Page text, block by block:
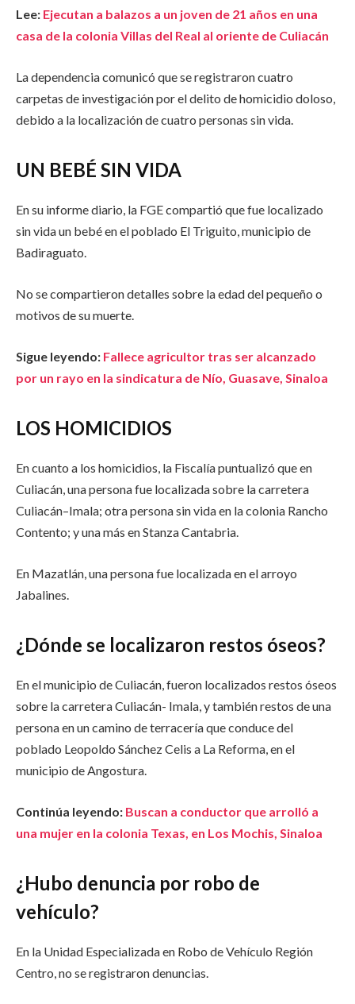
Lee: Ejecutan a balazos a un joven de 21 años en una
casa de la colonia Villas del Real al oriente de Culiacán
La dependencia comunicó que se registraron cuatro
carpetas de investigación por el delito de homicidio doloso,
debido a la localización de cuatro personas sin vida.
UN BEBÉ SIN VIDA
En su informe diario, la FGE compartió que fue localizado
sin vida un bebé en el poblado El Triguito, municipio de
Badiraguato.
No se compartieron detalles sobre la edad del pequeño o
motivos de su muerte.
Sigue leyendo: Fallece agricultor tras ser alcanzado
por un rayo en la sindicatura de Nío, Guasave, Sinaloa
LOS HOMICIDIOS
En cuanto a los homicidios, la Fiscalía puntualizó que en
Culiacán, una persona fue localizada sobre la carretera
Culiacán–Imala; otra persona sin vida en la colonia Rancho
Contento; y una más en Stanza Cantabria.
En Mazatlán, una persona fue localizada en el arroyo
Jabalines.
¿Dónde se localizaron restos óseos?
En el municipio de Culiacán, fueron localizados restos óseos
sobre la carretera Culiacán- Imala, y también restos de una
persona en un camino de terracería que conduce del
poblado Leopoldo Sánchez Celis a La Reforma, en el
municipio de Angostura.
Continúa leyendo: Buscan a conductor que arrolló a
una mujer en la colonia Texas, en Los Mochis, Sinaloa
¿Hubo denuncia por robo de
vehículo?
En la Unidad Especializada en Robo de Vehículo Región
Centro, no se registraron denuncias.